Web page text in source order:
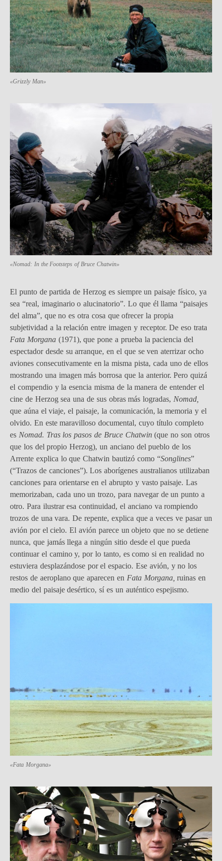
«Grizzly Man»
«Nomad: In the Footsteps of Bruce Chatwin»
El punto de partida de Herzog es siempre un paisaje físico, ya
sea “real, imaginario o alucinatorio”. Lo que él llama “paisajes
del alma”, que no es otra cosa que ofrecer la propia
subjetividad a la relación entre imagen y receptor. De eso trata
Fata Morgana (1971), que pone a prueba la paciencia del
espectador desde su arranque, en el que se ven aterrizar ocho
aviones consecutivamente en la misma pista, cada uno de ellos
mostrando una imagen más borrosa que la anterior. Pero quizá
el compendio y la esencia misma de la manera de entender el
cine de Herzog sea una de sus obras más logradas, Nomad,
que aúna el viaje, el paisaje, la comunicación, la memoria y el
olvido. En este maravilloso documental, cuyo título completo
es Nomad. Tras los pasos de Bruce Chatwin(que no son otros
que los del propio Herzog), un anciano del pueblo de los
Arrente explica lo que Chatwin bautizó como “Songlines”
(“Trazos de canciones”). Los aborígenes australianos utilizaban
canciones para orientarse en el abrupto y vasto paisaje. Las
memorizaban, cada uno un trozo, para navegar de un punto a
otro. Para ilustrar esa continuidad, el anciano va rompiendo
trozos de una vara. De repente, explica que a veces ve pasar un
avión por el cielo. El avión parece un objeto que no se detiene
nunca, que jamás llega a ningún sitio desde el que pueda
continuar el camino y, por lo tanto, es como si en realidad no
estuviera desplazándose por el espacio. Ese avión, y no los
restos de aeroplano que aparecen en Fata Morgana,ruinas en
medio del paisaje desértico, sí es un auténtico espejismo.
«Fata Morgana»